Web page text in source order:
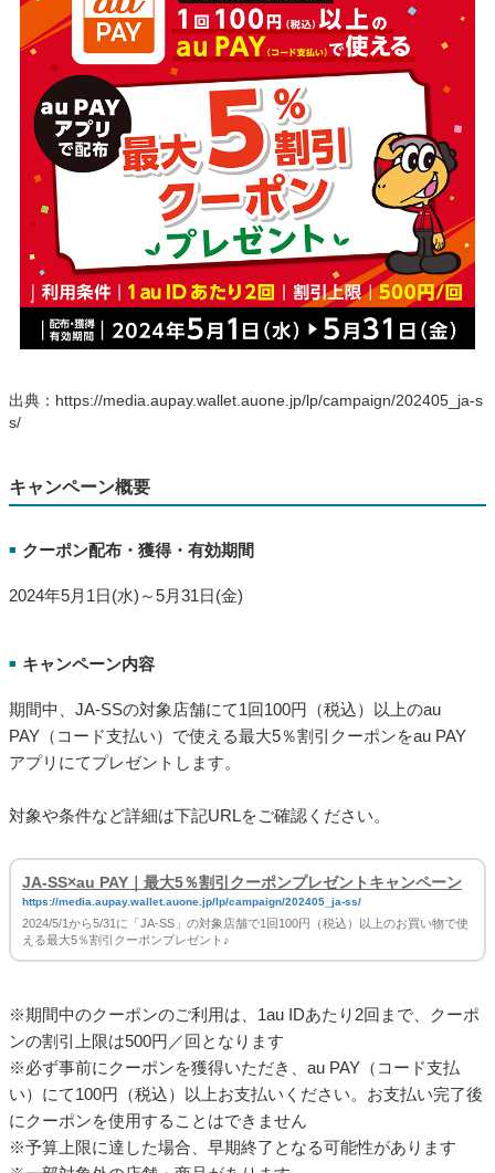
出典：https://media.aupay.wallet.auone.jp/lp/campaign/202405_ja-s
s/
キャンペーン概要
■ クーポン配布・獲得・有効期間
2024年5月1日(水)～5月31日(金)
■ キャンペーン内容
期間中、JA-SSの対象店舗にて1回100円（税込）以上のau
PAY（コード支払い）で使える最大5％割引クーポンをau PAY
アプリにてプレゼントします。
対象や条件など詳細は下記URLをご確認ください。
JA-SS×au PAY｜最大5％割引クーポンプレゼントキャンペーン
https://media.aupay.wallet.auone.jp/lp/campaign/202405_ja-ss/
2024/5/1から5/31に「JA-SS」の対象店舗で1回100円（税込）以上のお買い物で使
える最大5％割引クーポンプレゼント♪
※期間中のクーポンのご利用は、1au IDあたり2回まで、クーポ
ンの割引上限は500円／回となります
※必ず事前にクーポンを獲得いただき、au PAY（コード支払
い）にて100円（税込）以上お支払いください。お支払い完了後
にクーポンを使用することはできません
※予算上限に達した場合、早期終了となる可能性があります